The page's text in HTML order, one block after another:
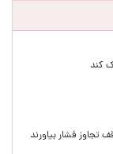
کند
تجاوز فشار بیاورند